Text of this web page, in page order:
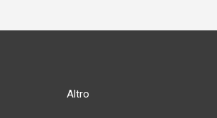
Altro